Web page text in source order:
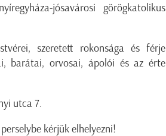
jósavárosi görögkatolikus
szeretett rokonsága és férje
barátai, orvosai, ápolói és az érte
utca 7.
kérjük elhelyezni!